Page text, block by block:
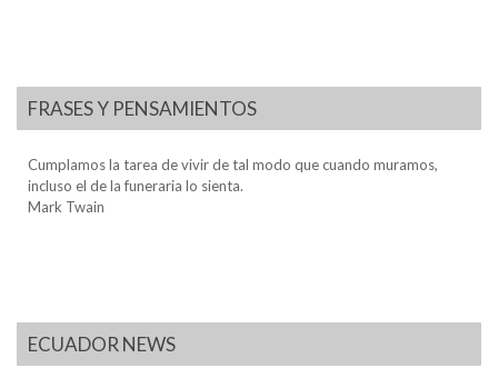
FRASES Y PENSAMIENTOS
Cumplamos la tarea de vivir de tal modo que cuando muramos,
incluso el de la funeraria lo sienta.
Mark Twain
ECUADOR NEWS